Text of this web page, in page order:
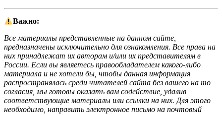
Важно:
Все материалы представленные на данном сайте,
предназначены исключительно для ознакомления. Все права на
них принадлежат их авторам и/или их представителям в
России. Если вы являетесь правообладателем какого-либо
материала и не хотели бы, чтобы данная информация
распространялась среди читателей сайта без вашего на то
согласия, мы готовы оказать вам содействие, удалив
соответствующие материалы или ссылки на них. Для этого
необходимо, направить электронное письмо на почтовый